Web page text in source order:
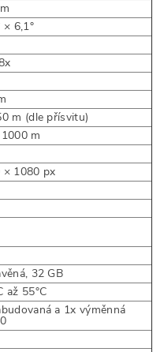
× 6,1°
m (dle přísvitu)
m
× 1080 px
32 GB
až 55°C
a 1x výměnná